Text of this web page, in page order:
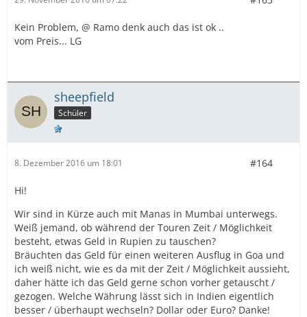
Kein Problem, @ Ramo denk auch das ist ok ..
vom Preis... LG
sheepfield
Schüler
8. Dezember 2016 um 18:01 #164
Hi!
Wir sind in Kürze auch mit Manas in Mumbai unterwegs.
Weiß jemand, ob während der Touren Zeit / Möglichkeit
besteht, etwas Geld in Rupien zu tauschen?
Bräuchten das Geld für einen weiteren Ausflug in Goa und
ich weiß nicht, wie es da mit der Zeit / Möglichkeit aussieht,
daher hätte ich das Geld gerne schon vorher getauscht /
gezogen. Welche Währung lässt sich in Indien eigentlich
besser / überhaupt wechseln? Dollar oder Euro? Danke!